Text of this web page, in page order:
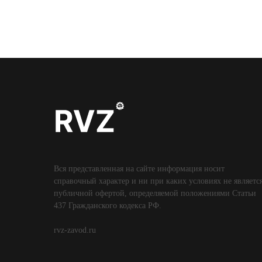
Вся представленная на сайте информация носит
справочный характер и ни при каких условиях не
публичной офертой, определяемой положениями Статьи
437 Гражданского кодекса РФ.
rvz-zavod.ru